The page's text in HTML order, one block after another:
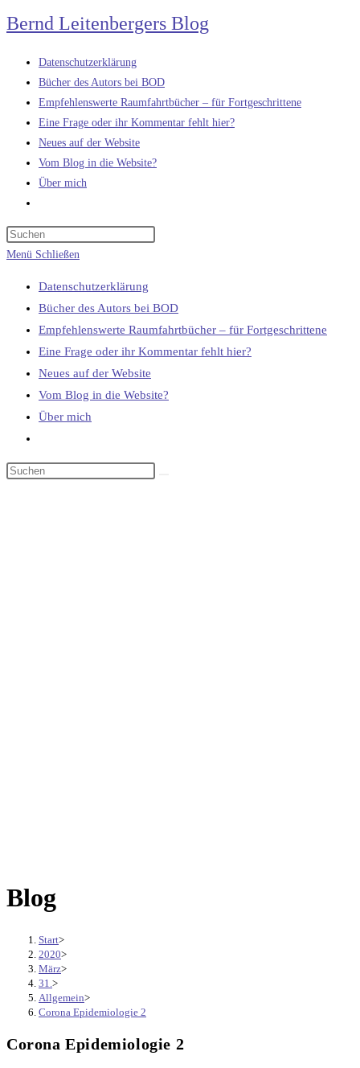
Zum
Inhalt
springen
Bernd Leitenbergers Blog
Datenschutzerklärung
Bücher des Autors bei BOD
Empfehlenswerte Raumfahrtbücher – für Fortgeschrittene
Eine Frage oder ihr Kommentar fehlt hier?
Neues auf der Website
Vom Blog in die Website?
Über mich
umschalten
Menü Schließen
Datenschutzerklärung
Bücher des Autors bei BOD
Empfehlenswerte Raumfahrtbücher – für Fortgeschrittene
Eine Frage oder ihr Kommentar fehlt hier?
Neues auf der Website
Vom Blog in die Website?
Über mich
umschalten
Blog
Start>
2020>
März>
31. >
Allgemein>
Corona Epidemiologie 2
Corona Epidemiologie 2